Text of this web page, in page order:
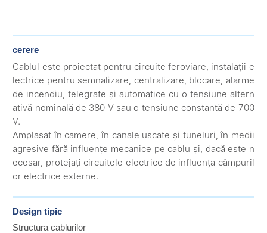
cerere
Cablul este proiectat pentru circuite feroviare, instalații e
lectrice pentru semnalizare, centralizare, blocare, alarme
de incendiu, telegrafe și automatice cu o tensiune altern
ativă nominală de 380 V sau o tensiune constantă de 700
V.
Amplasat în camere, în canale uscate și tuneluri, în medii
agresive fără influențe mecanice pe cablu și, dacă este n
ecesar, protejați circuitele electrice de influența câmpuril
or electrice externe.
Design tipic
Structura cablurilor